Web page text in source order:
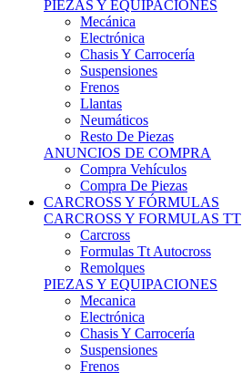
PIEZAS Y EQUIPACIONES
Mecánica
Electrónica
Chasis Y Carrocería
Suspensiones
Frenos
Llantas
Neumáticos
Resto De Piezas
ANUNCIOS DE COMPRA
Compra Vehículos
Compra De Piezas
CARCROSS Y FÓRMULAS
CARCROSS Y FORMULAS TT
Carcross
Formulas Tt Autocross
Remolques
PIEZAS Y EQUIPACIONES
Mecanica
Electrónica
Chasis Y Carrocería
Suspensiones
Frenos